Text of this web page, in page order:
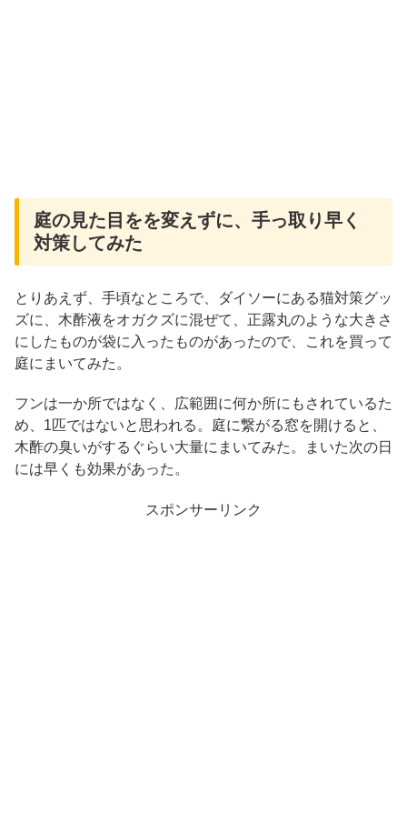
庭の見た目をを変えずに、手っ取り早く
対策してみた
とりあえず、手頃なところで、ダイソーにある猫対策グッ
ズに、木酢液をオガクズに混ぜて、正露丸のような大きさ
にしたものが袋に入ったものがあったので、これを買って
庭にまいてみた。
フンは一か所ではなく、広範囲に何か所にもされているた
め、1匹ではないと思われる。庭に繋がる窓を開けると、
木酢の臭いがするぐらい大量にまいてみた。まいた次の日
には早くも効果があった。
スポンサーリンク